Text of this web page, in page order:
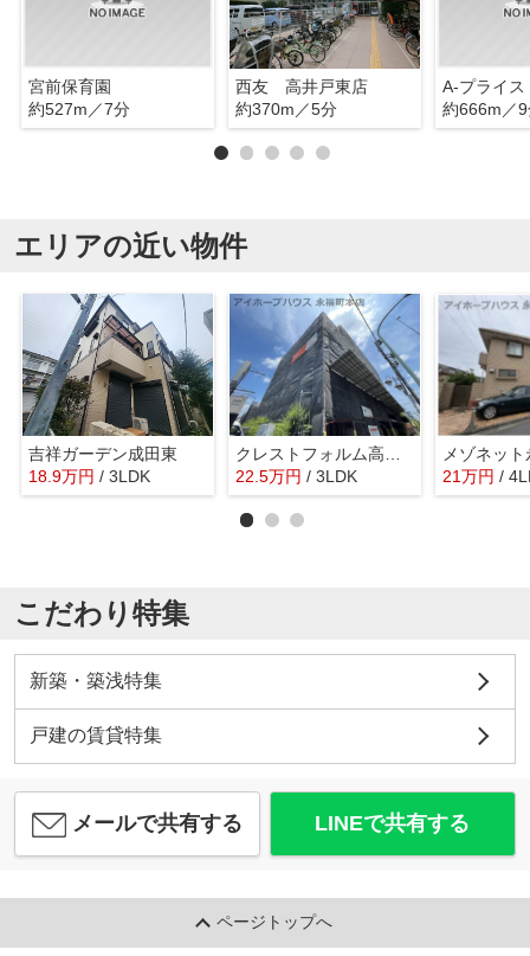
宮前保育園
約527m／7分
西友 高井戸東店
約370m／5分
A-プライス
約666m／
エリアの近い物件
吉祥ガーデン成田東
18.9万円 / 3LDK
22.5万円 / 3LDK
メゾネット
21万円 /
こだわり特集
新築・築浅特集
戸建の賃貸特集
メールで共有する LINEで共有する
ページトップへ